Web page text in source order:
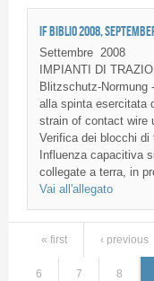
IF BIBLIO 2008,
Settembre
2008
IMPIANTI DI
Blitzschutz-Normung
alla spinta esercitata
strain of contact wire
Verifica dei blocchi di
Influenza capacitiva
collegate a terra, in
Vai all'allegato
Pages
« first ‹ previous
6 7 8